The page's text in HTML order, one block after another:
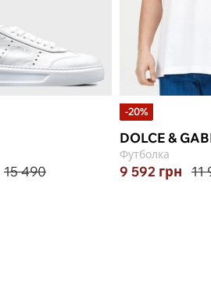
15 490
-20%
DOLCE &
Футболка
9 592 грн 11